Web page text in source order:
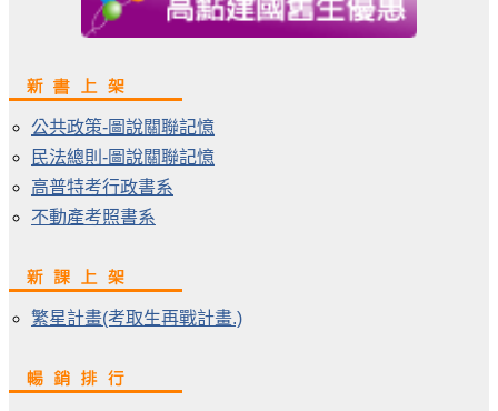
公共政策-圖說關聯記憶
民法總則-圖說關聯記憶
高普特考行政書系
不動產考照書系
繁星計畫(考取生再戰計畫.)